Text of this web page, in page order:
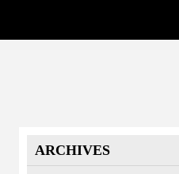
ARCHIVES